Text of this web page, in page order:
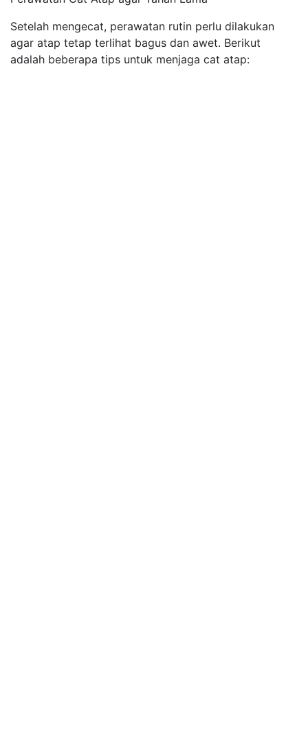
Setelah mengecat, perawatan rutin perlu dilakukan
agar atap tetap terlihat bagus dan awet. Berikut
adalah beberapa tips untuk menjaga cat atap: